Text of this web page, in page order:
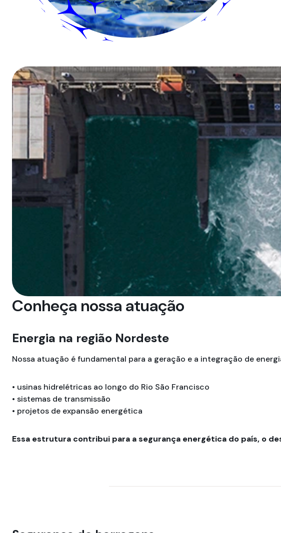
Conheça nossa atuação
Energia na região Nordeste
Nossa atuação é fundamental para a geração e a integração de
• usinas hidrelétricas ao longo do Rio São Francisco
• sistemas de transmissão
• projetos de expansão energética
Essa estrutura contribui para a segurança energética do país, o